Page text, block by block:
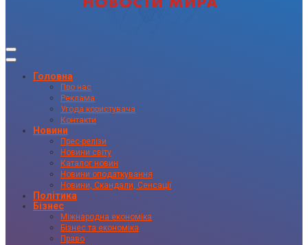
Головна
Про нас
Реклама
Угода користувача
Контакти
Новини
Прес-релізи
Новини світу
Каталог новин
Новини оподаткування
Новини, Скандали, Сенсації
Політика
Бізнес
Міжнародна економіка
Бізнес та економіка
Право